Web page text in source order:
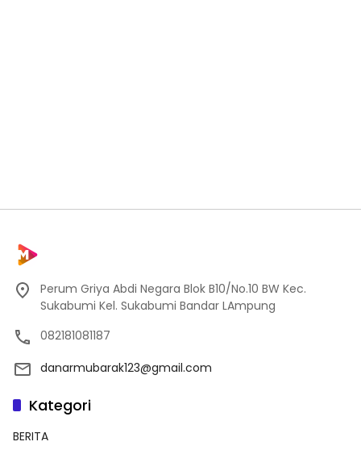
Perum Griya Abdi Negara Blok B10/No.10 BW Kec.
Sukabumi Kel. Sukabumi Bandar LAmpung
082181081187
danarmubarak123@gmail.com
Kategori
BERITA